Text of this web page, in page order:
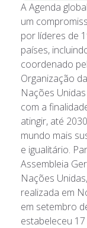
A Agenda
um
por líderes de
países,
coordenado
Organização
Nações
com a
atingir, até
mundo mais
e igualitário.
Assembleia
Nações Unidas,
realizada em
em setembro
estabeleceu